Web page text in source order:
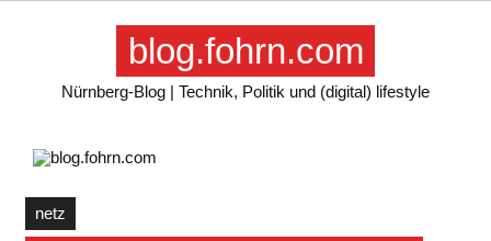
Skip
blog.fohrn.com
Nürnberg-Blog | Technik, Politik und (digital) lifestyle
netz